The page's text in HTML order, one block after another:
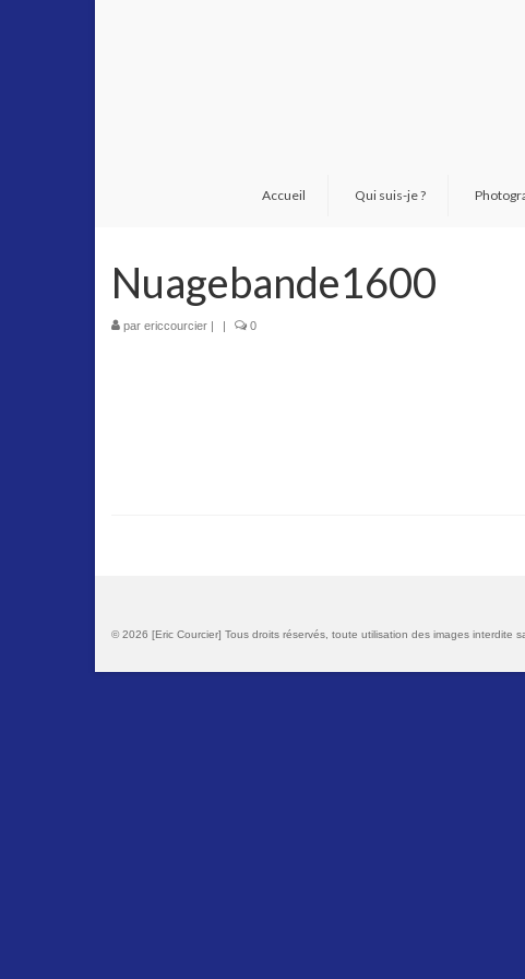
Accueil Qui suis-je ?
Nuagebande1600
par ericcourcier | | 0
© 2026 [Eric Courcier] Tous droits réservés, toute utilisation des images interdite